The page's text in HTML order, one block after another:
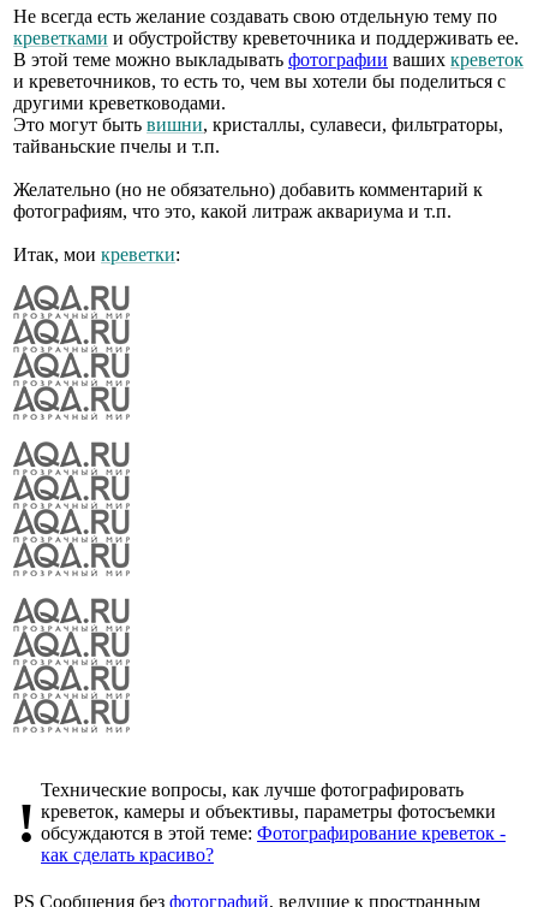
Не всегда есть желание создавать свою отдельную тему по
креветками и обустройству креветочника и поддерживать ее.
В этой теме можно выкладывать фотографии ваших креветок
и креветочников, то есть то, чем вы хотели бы поделиться с
другими креветководами.
Это могут быть вишни, кристаллы, сулавеси, фильтраторы,
тайваньские пчелы и т.п.
Желательно (но не обязательно) добавить комментарий к
фотографиям, что это, какой литраж аквариума и т.п.
Итак, мои креветки:
!
Технические вопросы, как лучше фотографировать
креветок, камеры и объективы, параметры фотосъемки
обсуждаются в этой теме: Фотографирование креветок -
как сделать красиво?
PS Сообщения без фотографий, ведущие к пространным